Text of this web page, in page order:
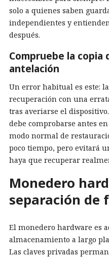
solo a quienes saben
independientes y
después.
Compruebe la copia
antelación
Un error habitual es este:
recuperación con una
tras averiarse el
debe comprobarse antes
modo normal de
poco tiempo, pero evitará
haya que recuperar
Monedero
separación de
El monedero hardware es
almacenamiento a largo
Las claves privadas